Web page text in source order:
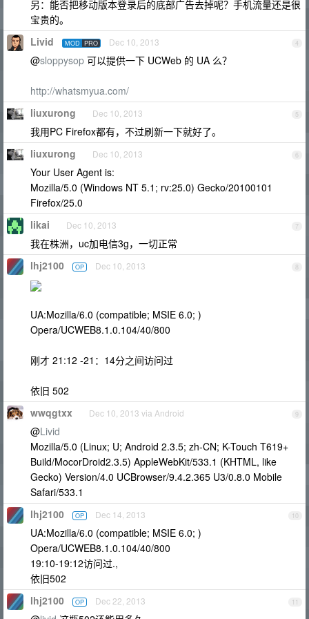
另：能否把移动版本登录后的底部广告去掉呢？手机流量还是很
宝贵的。
4
Livid MOD PRO Dec 10, 2013
@sloppysop 可以提供一下 UCWeb 的 UA 么？
http://whatsmyua.com/
5
liuxurong Dec 10, 2013
我用PC Firefox都有，不过刷新一下就好了。
6
liuxurong Dec 10, 2013
Your User Agent is:
Mozilla/5.0 (Windows NT 5.1; rv:25.0) Gecko/20100101
Firefox/25.0
7
likai Dec 10, 2013
我在株洲，uc加电信3g，一切正常
8
lhj2100 OP Dec 10, 2013
UA:Mozilla/6.0 (compatible; MSIE 6.0; )
Opera/UCWEB8.1.0.104/40/800
刚才 21:12 -21：14分之间访问过
依旧 502
9
wwqgtxx Dec 10, 2013 via Android
@Livid
Mozilla/5.0 (Linux; U; Android 2.3.5; zh-CN; K-Touch T619+
Build/MocorDroid2.3.5) AppleWebKit/533.1 (KHTML, like
Gecko) Version/4.0 UCBrowser/9.4.2.365 U3/0.8.0 Mobile
Safari/533.1
10
lhj2100 OP Dec 14, 2013
UA:Mozilla/6.0 (compatible; MSIE 6.0; )
Opera/UCWEB8.1.0.104/40/800
19:10-19:12访问过.,
依旧502
11
lhj2100 OP Dec 22, 2013